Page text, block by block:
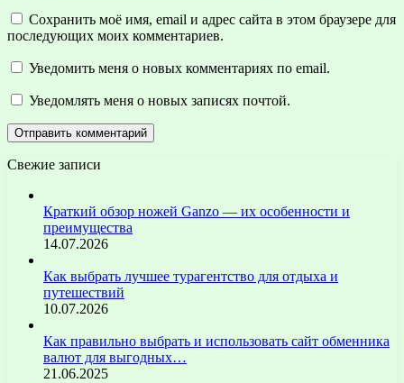
Сохранить моё имя, email и адрес сайта в этом браузере для
последующих моих комментариев.
Уведомить меня о новых комментариях по email.
Уведомлять меня о новых записях почтой.
Свежие записи
Краткий обзор ножей Ganzo — их особенности и
преимущества
14.07.2026
Как выбрать лучшее турагентство для отдыха и
путешествий
10.07.2026
Как правильно выбрать и использовать сайт обменника
валют для выгодных…
21.06.2025